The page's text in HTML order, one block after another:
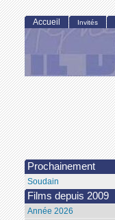
Accueil Invités
Prochainement
Soudain
Films depuis 2009
Année 2026